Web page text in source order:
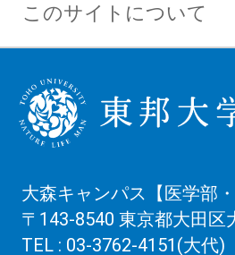
このサイトについて
大森キャンパス【医学部・
〒143-8540 東京都大田区
TEL : 03-3762-4151(大代)